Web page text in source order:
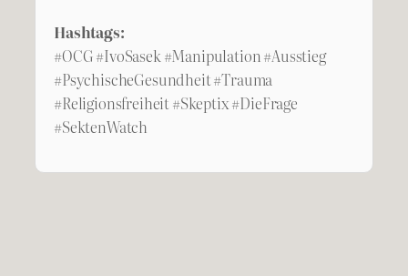
Hashtags:
#OCG #IvoSasek #Manipulation #Ausstieg
#PsychischeGesundheit #Trauma
#Religionsfreiheit #Skeptix #DieFrage
#SektenWatch